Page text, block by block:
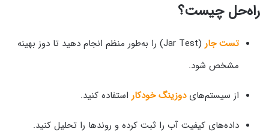
راه‌حل چیست؟
تست جار
(Jar Test) را به‌طور منظم انجام دهید تا دوز بهینه
مشخص شود.
از سیستم‌هایدوزینگ خودکار استفاده کنید.
داده‌های کیفیت آب را ثبت کرده و روندها را تحلیل کنید.